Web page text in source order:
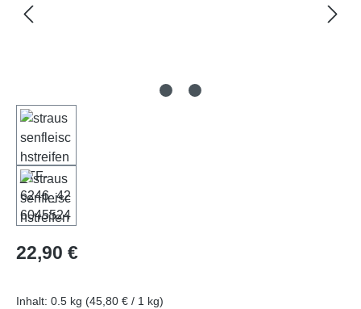
Regulärer Preis:
22,90 €
Inhalt: 0.5 kg (45,80 € / 1 kg)